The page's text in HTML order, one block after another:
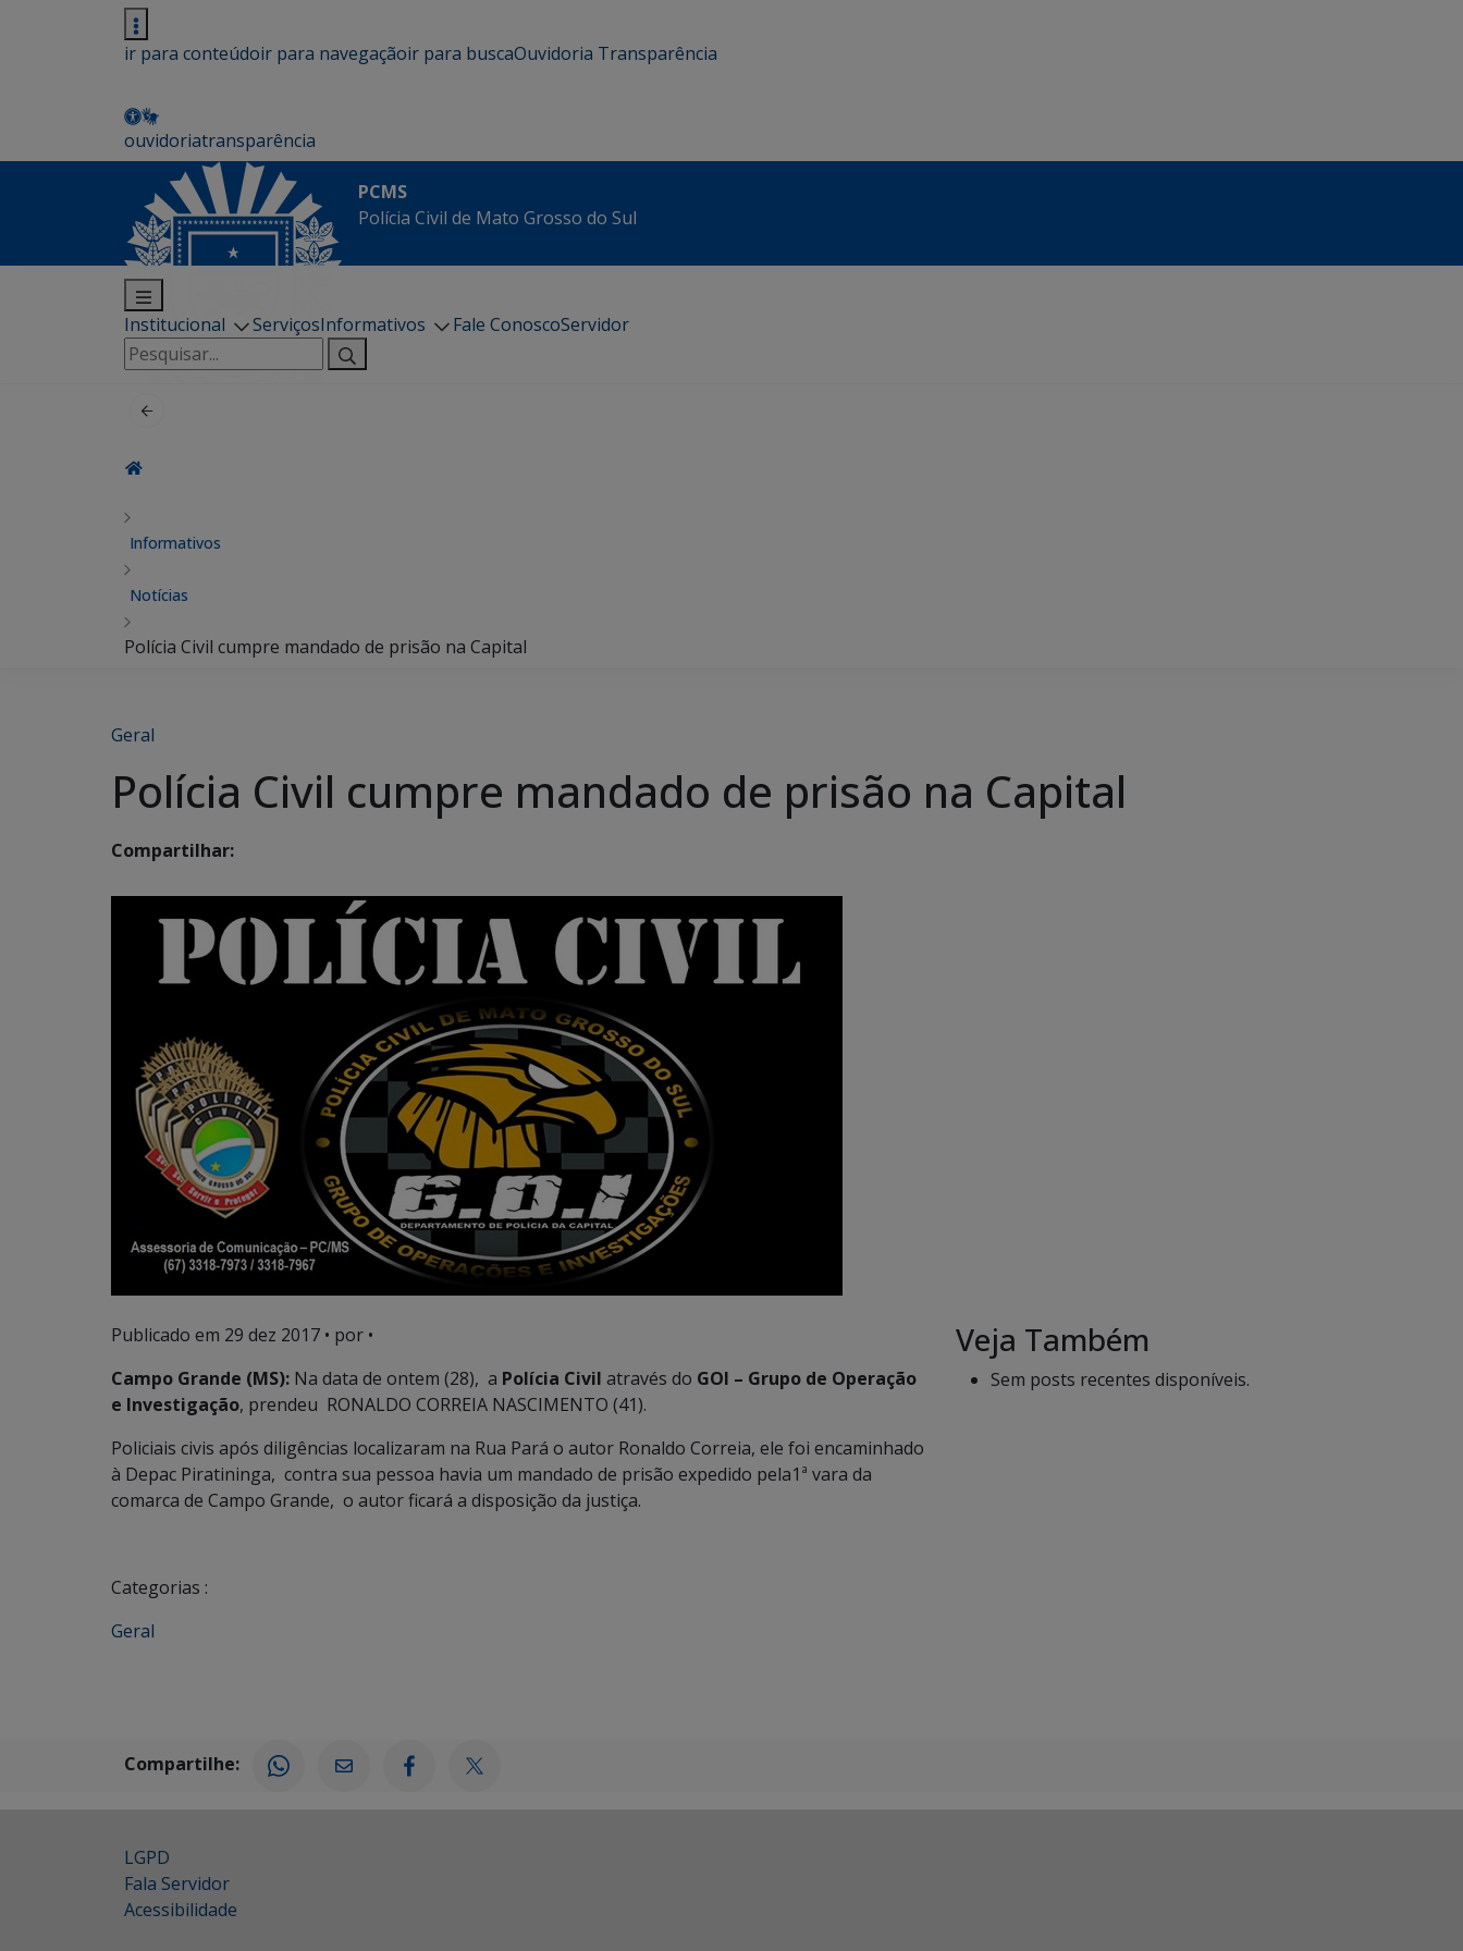
ir para conteúdoir para navegaçãoir para buscaOuvidoria Transparência
ouvidoriatransparência
PCMS
Polícia Civil de Mato Grosso do Sul
Institucional ServiçosInformativos Fale ConoscoServidor
Pesquisar
por:
Informativos
Notícias
Polícia Civil cumpre mandado de prisão na Capital
Geral
Polícia Civil cumpre mandado de prisão na Capital
Compartilhar:
Publicado em 29 dez 2017 • por •
Campo Grande (MS): Na data de ontem (28), a Polícia Civil através do GOI – Grupo de Operação
e Investigação, prendeu RONALDO CORREIA NASCIMENTO (41).
Policiais civis após diligências localizaram na Rua Pará o autor Ronaldo Correia, ele foi encaminhado
à Depac Piratininga, contra sua pessoa havia um mandado de prisão expedido pela1ª vara da
comarca de Campo Grande, o autor ficará a disposição da justiça.
Categorias :
Geral
Veja Também
Sem posts recentes disponíveis.
Compartilhe:
LGPD
Fala Servidor
Acessibilidade